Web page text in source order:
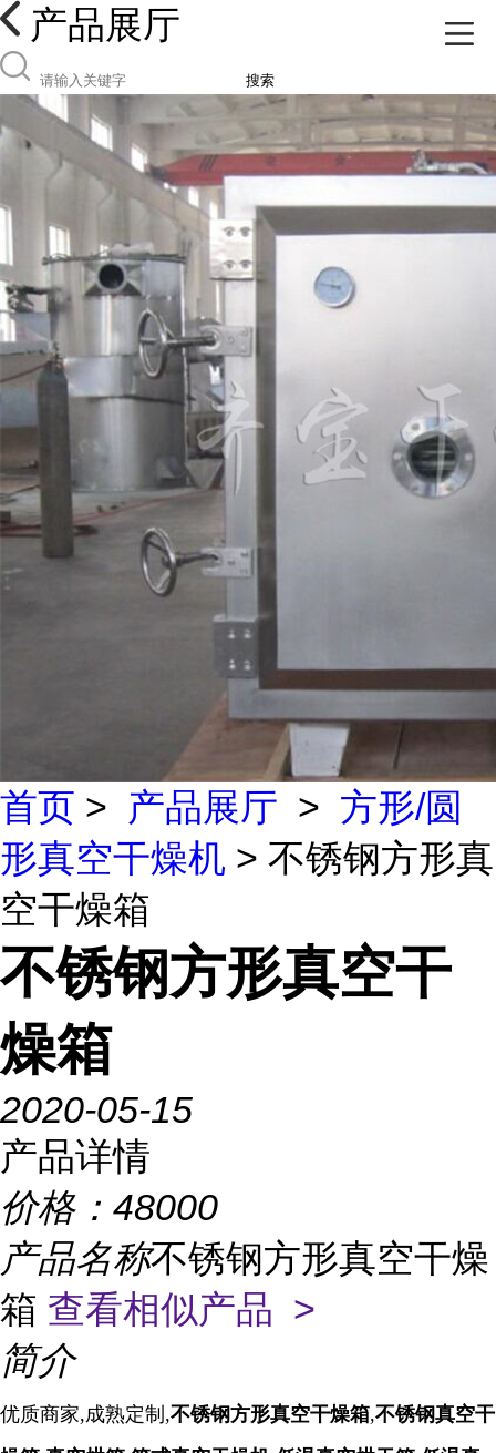
产品展厅
搜索
首页 > 产品展厅 > 方形/圆
形真空干燥机 > 不锈钢方形真
空干燥箱
不锈钢方形真空干
燥箱
2020-05-15
产品详情
价格： 48000
产品名称不锈钢方形真空干燥
箱 查看相似产品 >
简介
优质商家,成熟定制,不锈钢方形真空干燥箱,不锈钢真空干